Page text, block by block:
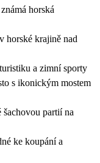
horská
horské krajině nad
a zimní sporty
s ikonickým mostem
šachovou partií na
ke koupání a